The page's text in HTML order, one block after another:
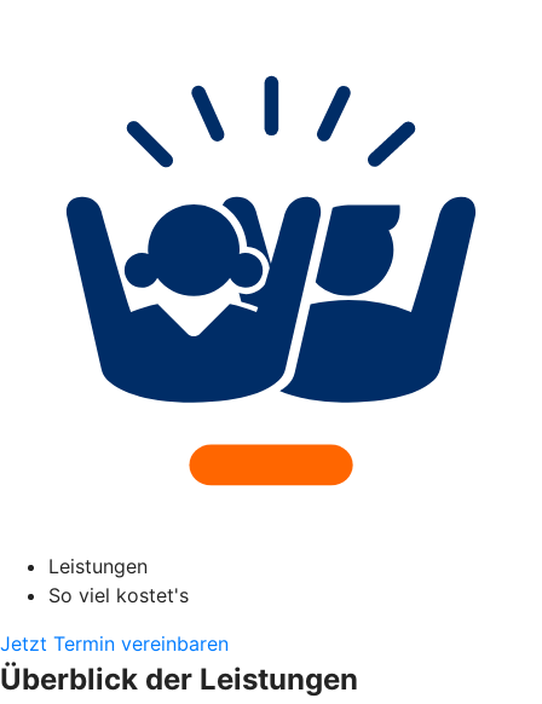
Leistungen
So viel kostet's
Jetzt Termin vereinbaren
Überblick der Leistungen